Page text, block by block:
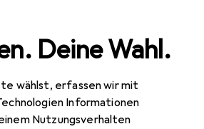
Deine Wahl.
wählst, erfassen wir mit
Informationen
Nutzungsverhalten
Bücher Fachbücher